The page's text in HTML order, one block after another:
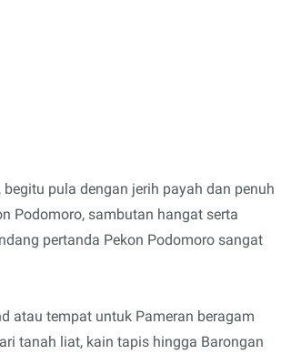
pula dengan jerih payah dan penuh
Podomoro, sambutan hangat serta
pertanda Pekon Podomoro sangat
atau tempat untuk Pameran beragam
tanah liat, kain tapis hingga Barongan